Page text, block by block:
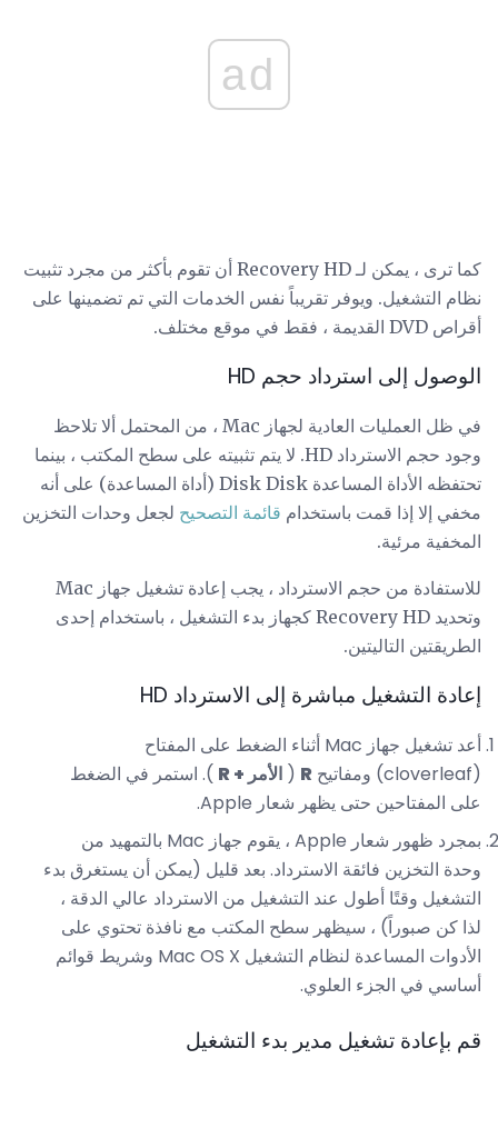
ad
كما ترى ، يمكن لـ Recovery HD أن تقوم بأكثر من مجرد تثبيت
نظام التشغيل. ويوفر تقريباً نفس الخدمات التي تم تضمينها على
أقراص DVD القديمة ، فقط في موقع مختلف.
الوصول إلى استرداد حجم HD
في ظل العمليات العادية لجهاز Mac ، من المحتمل ألا تلاحظ
وجود حجم الاسترداد HD. لا يتم تثبيته على سطح المكتب ، بينما
تحتفظه الأداة المساعدة Disk Disk (أداة المساعدة) على أنه
مخفي إلا إذا قمت باستخدام قائمة التصحيح لجعل وحدات التخزين
المخفية مرئية.
للاستفادة من حجم الاسترداد ، يجب إعادة تشغيل جهاز Mac
وتحديد Recovery HD كجهاز بدء التشغيل ، باستخدام إحدى
الطريقتين التاليتين.
إعادة التشغيل مباشرة إلى الاسترداد HD
أعد تشغيل جهاز Mac أثناء الضغط على المفتاح
(cloverleaf) ومفاتيح
R
( الأمر + R
). استمر في الضغط
على المفتاحين حتى يظهر شعار Apple.
بمجرد ظهور شعار Apple ، يقوم جهاز Mac بالتمهيد من
وحدة التخزين فائقة الاسترداد. بعد قليل (يمكن أن يستغرق بدء
التشغيل وقتًا أطول عند التشغيل من الاسترداد عالي الدقة ،
لذا كن صبوراً) ، سيظهر سطح المكتب مع نافذة تحتوي على
الأدوات المساعدة لنظام التشغيل Mac OS X وشريط قوائم
أساسي في الجزء العلوي.
قم بإعادة تشغيل مدير بدء التشغيل